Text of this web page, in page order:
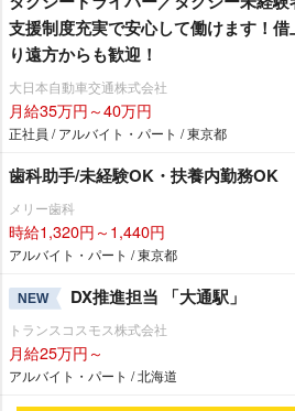
支援制度充実で安心して働けます！
り遠方からも歓迎！
大日本自動車交通株式会社
月給35万円～40万円
正社員 / アルバイト・パート / 東京都
歯科助手/未経験OK・扶養内勤務OK
メリー歯科
時給1,320円～1,440円
アルバイト・パート / 東京都
NEW DX推進担当 「大通駅」
トランスコスモス株式会社
月給25万円～
アルバイト・パート / 北海道